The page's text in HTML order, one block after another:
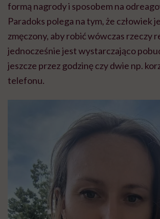
formą nagrody i sposobem na
Paradoks polega na tym, że człowiek
zmęczony, aby robić wówczas rzeczy
jednocześnie jest wystarczająco
jeszcze przez godzinę czy dwie np.
telefonu.